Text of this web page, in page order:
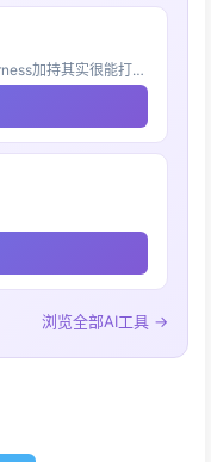
我Claude Code长期接V4，有Harness加持其实很能打！我愿称之为性价比之王！
浏览全部AI工具 →